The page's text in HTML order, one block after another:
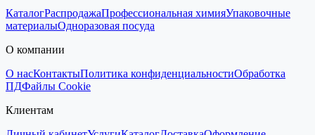
КаталогРаспродажаПрофессиональная химияУпаковочные
материалыОдноразовая посуда
О компании
О насКонтактыПолитика конфиденциальностиОбработка
ПДФайлы Cookie
Клиентам